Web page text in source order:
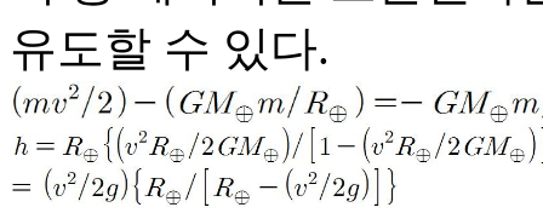
유도할 수 있다.